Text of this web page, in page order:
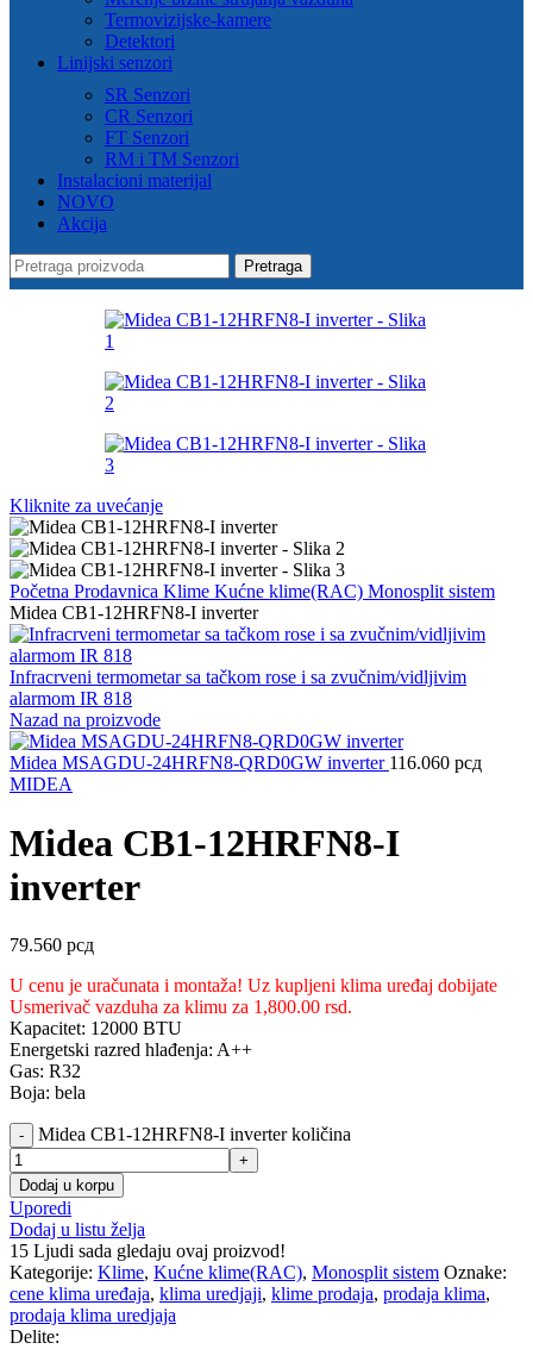
Termovizijske-kamere
Detektori
Linijski senzori
SR Senzori
CR Senzori
FT Senzori
RM i TM Senzori
Instalacioni materijal
NOVO
Akcija
Pretraga
Kliknite za uvećanje
Početna Prodavnica Klime Kućne klime(RAC) Monosplit sistem
Midea CB1-12HRFN8-I inverter
Infracrveni termometar sa tačkom rose i sa zvučnim/vidljivim
alarmom IR 818
Nazad na proizvode
Midea MSAGDU-24HRFN8-QRD0GW inverter 116.060 рсд
MIDEA
Midea CB1-12HRFN8-I
inverter
79.560 рсд
U cenu je uračunata i montaža! Uz kupljeni klima uređaj dobijate
Usmerivač vazduha za klimu za 1,800.00 rsd.
Kapacitet: 12000 BTU
Energetski razred hlađenja: A++
Gas: R32
Boja: bela
Midea CB1-12HRFN8-I inverter količina
Dodaj u korpu
Uporedi
Dodaj u listu želja
15 Ljudi sada gledaju ovaj proizvod!
Kategorije: Klime, Kućne klime(RAC), Monosplit sistem Oznake:
cene klima uređaja, klima uredjaji, klime prodaja, prodaja klima,
prodaja klima uredjaja
Delite: